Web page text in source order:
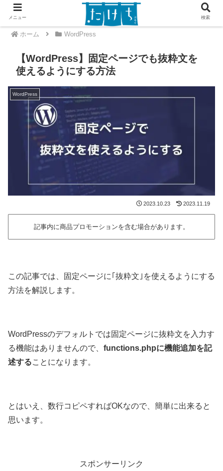
ホーム WordPress
【WordPress】固定ページでも抜粋文を
使えるようにする方法
WordPress
2023.10.23 2023.11.19
記事内に商品プロモーションを含む場合があります。
この記事では、固定ページに｢抜粋文｣を使えるようにする
方法を解説します。
WordPressのデフォルトでは固定ページに抜粋文を入力す
る機能はありませんので、 functions.phpに機能追加を記
述することになります。
とはいえ、数行コピペすればOKなので、簡単に出来ると
思います。
スポンサーリンク
メニュー 検索